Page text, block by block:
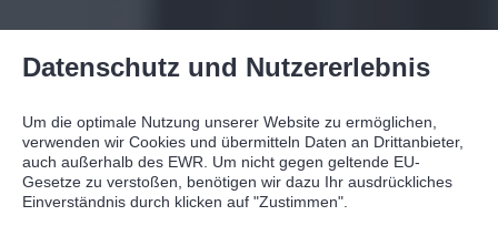
Datenschutz und Nutzererlebnis
Um die optimale Nutzung unserer Website zu ermöglichen,
verwenden wir Cookies und übermitteln Daten an Drittanbieter,
auch außerhalb des EWR. Um nicht gegen geltende EU-
Gesetze zu verstoßen, benötigen wir dazu Ihr ausdrückliches
Einverständnis durch klicken auf "Zustimmen".